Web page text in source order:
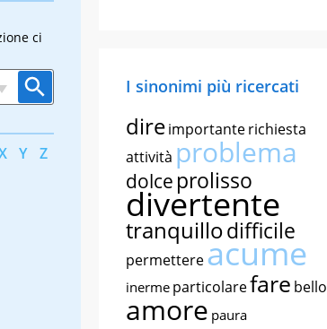
ci
Y Z
I sinonimi più ricercati
direimportanterichiesta
attività problema
dolce prolisso
divertente
tranquillodifficile
permettereacume
inerme particolarefare bello
amore paura